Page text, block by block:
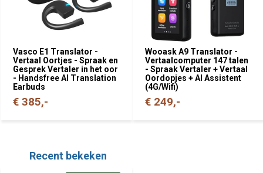
Vasco E1 Translator -
Vertaal Oortjes - Spraak en
Gesprek Vertaler in het oor
- Handsfree AI Translation
Earbuds
€ 385,-
Wooask A9 Translator -
Vertaalcomputer 147 talen
- Spraak Vertaler + Vertaal
Oordopjes + AI Assistent
(4G/Wifi)
€ 249,-
Recent bekeken